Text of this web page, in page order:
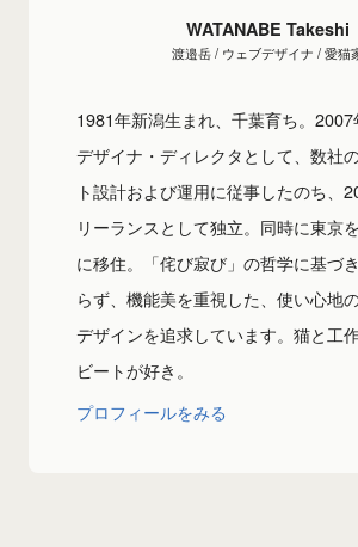
WATANABE Takeshi
渡邉岳 / ウェブデザイナ / 愛猫
1981年新潟生まれ、千葉育ち。
デザイナ・ディレクタとして、数社
ト設計および運用に従事したのち、
リーランスとして独立。同時に東京
に移住。「侘び寂び」の哲学に基づ
らず、機能美を重視した、使い心地
デザインを追求しています。猫と工
ビートが好き。
プロフィールをみる